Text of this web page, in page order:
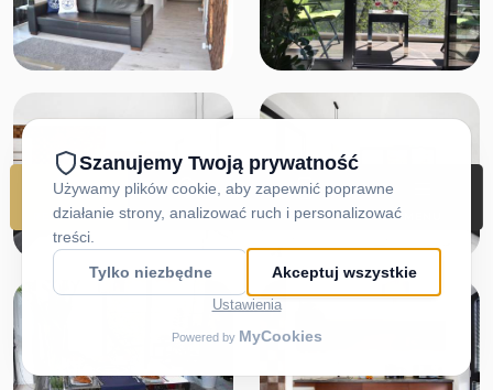
REZERWUJ DOJAZD ZADZWOŃ